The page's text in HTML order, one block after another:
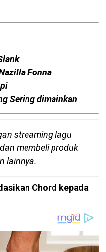
Fonna
Sering dimainkan
streaming lagu
membeli produk
lainnya.
Chord kepada